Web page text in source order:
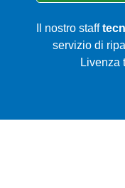
Il nostro staff
servizio di
Livenza